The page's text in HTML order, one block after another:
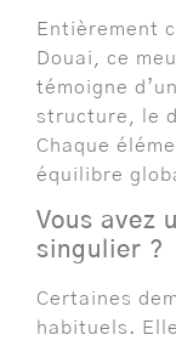
Entièrement
Douai, ce
témoigne
structure, le
Chaque
équilibre
Vous avez
singulier ?
Certaines
habituels.